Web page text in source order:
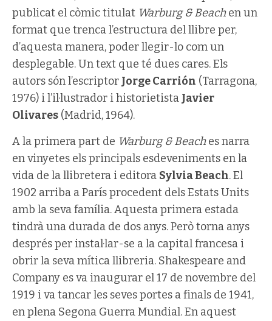
publicat el còmic titulat Warburg & Beachen un
format que trenca l’estructura del llibre per,
d’aquesta manera, poder llegir-lo com un
desplegable. Un text que té dues cares. Els
autors són l’escriptor Jorge Carrión (Tarragona,
1976) i l’il·lustrador i historietista Javier
Olivares (Madrid, 1964).
A la primera part de Warburg & Beaches narra
en vinyetes els principals esdeveniments en la
vida de la llibretera i editora Sylvia Beach. El
1902 arriba a París procedent dels Estats Units
amb la seva família. Aquesta primera estada
tindrà una durada de dos anys. Però torna anys
després per instal·lar-se a la capital francesa i
obrir la seva mítica llibreria. Shakespeare and
Company es va inaugurar el 17 de novembre del
1919 i va tancar les seves portes a finals de 1941,
en plena Segona Guerra Mundial. En aquest